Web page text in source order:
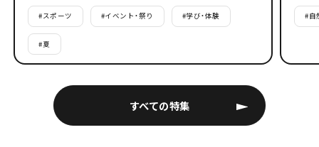
すべての特集
#スポーツ #イベント・祭り #学び・体験
#夏
#自